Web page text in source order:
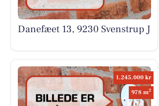
Danefæet 13, 9230 Svenstrup J
1.245.000 kr
978 m2